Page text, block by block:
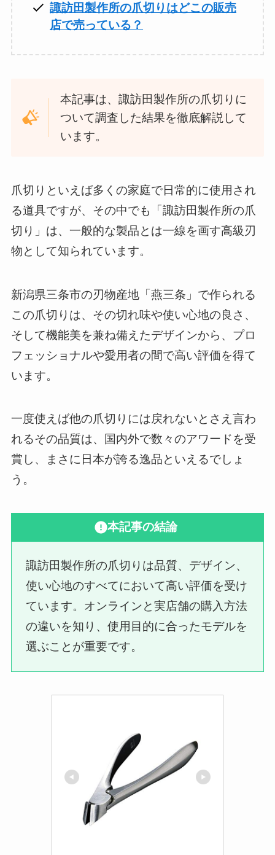
諏訪田製作所の爪切りはどこの販売
店で売っている？
本記事は、諏訪田製作所の爪切りに
ついて調査した結果を徹底解説して
います。
爪切りといえば多くの家庭で日常的に使用され
る道具ですが、その中でも「諏訪田製作所の爪
切り」は、一般的な製品とは一線を画す高級刃
物として知られています。
新潟県三条市の刃物産地「燕三条」で作られる
この爪切りは、その切れ味や使い心地の良さ、
そして機能美を兼ね備えたデザインから、プロ
フェッショナルや愛用者の間で高い評価を得て
います。
一度使えば他の爪切りには戻れないとさえ言わ
れるその品質は、国内外で数々のアワードを受
賞し、まさに日本が誇る逸品といえるでしょ
う。
本記事の結論
諏訪田製作所の爪切りは品質、デザイン、
使い心地のすべてにおいて高い評価を受け
ています。オンラインと実店舗の購入方法
の違いを知り、使用目的に合ったモデルを
選ぶことが重要です。